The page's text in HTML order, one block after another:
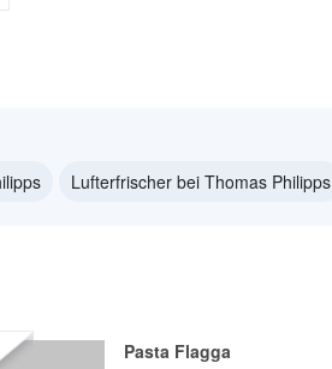
Lufterfrischer bei Thomas Philipps
Pasta Flagga